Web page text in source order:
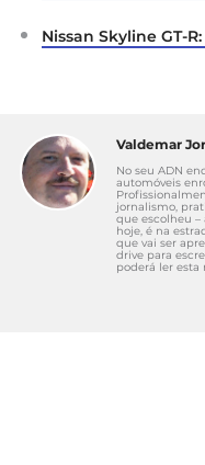
Nissan Skyline GT-
Valdemar
No seu ADN
automóveis
jornalismo,
que escolheu –
hoje, é na
que vai ser
drive para
poderá ler esta